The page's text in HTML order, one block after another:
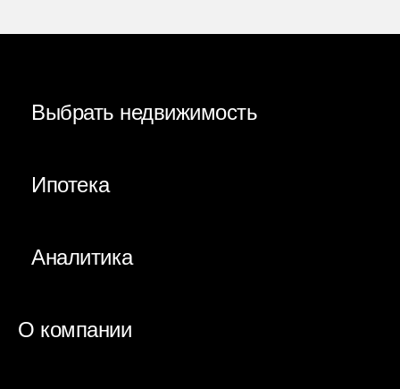
Выбрать недвижимость
Ипотека
Аналитика
О компании